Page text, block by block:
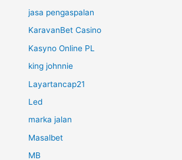
jasa pengaspalan
KaravanBet Casino
Kasyno Online PL
king johnnie
Layartancap21
Led
marka jalan
Masalbet
MB